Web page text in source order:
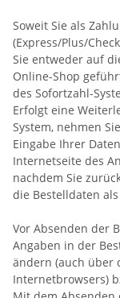
Soweit Sie als
(Express/Plus/
Sie entweder auf
Online-Shop
des Sofortzahl-
Erfolgt eine
System, nehmen
Eingabe Ihrer
Internetseite des
nachdem Sie
die Bestelldaten
Vor Absenden der
Angaben in der
ändern (auch über
Internetbrowsers)